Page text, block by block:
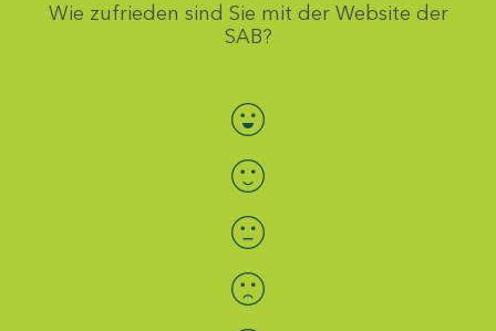
Wie zufrieden sind Sie mit der Website der
SAB?
Bewertung auswählen